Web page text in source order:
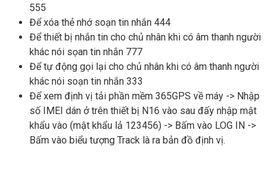
555
Để xóa thẻ nhớ soạn tin nhắn 444
Để thiết bị nhắn tin cho chủ nhân khi có âm thanh người
khác nói sọan tin nhắn 777
Để tự động gọi lại cho chủ nhân khi có âm thanh người
khác nói soạn tin nhắn 333
Để xem định vị tải phần mềm 365GPS về máy -> Nhập
số IMEI dán ở trên thiết bị N16 vào sau đấy nhập mật
khẩu vào (mật khẩu lả 123456) -> Bấm vào LOG IN ->
Bấm vào biểu tượng Track là ra bản đồ định vị.